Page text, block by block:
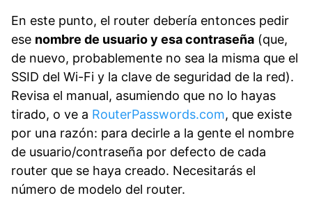
En este punto, el router debería entonces pedir
ese nombre de usuario y esa contraseña (que,
de nuevo, probablemente no sea la misma que el
SSID del Wi-Fi y la clave de seguridad de la red).
Revisa el manual, asumiendo que no lo hayas
tirado, o ve a RouterPasswords.com, que existe
por una razón: para decirle a la gente el nombre
de usuario/contraseña por defecto de cada
router que se haya creado. Necesitarás el
número de modelo del router.